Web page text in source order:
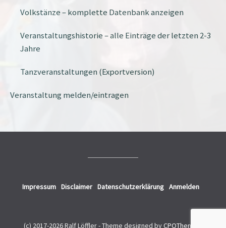
Volkstänze – komplette Datenbank anzeigen
Veranstaltungshistorie – alle Einträge der letzten 2-3
Jahre
Tanzveranstaltungen (Exportversion)
Veranstaltung melden/eintragen
Impressum Disclaimer Datenschutzerklärung Anmelden
(c) 2017-2026 Ralf Löffler -Theme designed byCPOThemes